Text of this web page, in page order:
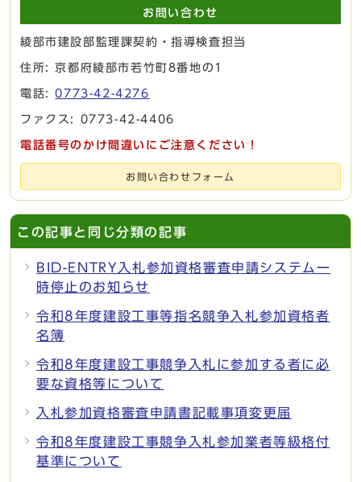
お問い合わせ
綾部市建設部監理課契約・指導検査担当
住所: 京都府綾部市若竹町8番地の1
電話:0773-42-4276
ファクス: 0773-42-4406
電話番号のかけ間違いにご注意ください！
お問い合わせフォーム
この記事と同じ分類の記事
BID-ENTRY入札参加資格審査申請システム一
時停止のお知らせ
令和8年度建設工事等指名競争入札参加資格者
名簿
令和8年度建設工事競争入札に参加する者に必
要な資格等について
入札参加資格審査申請書記載事項変更届
令和8年度建設工事競争入札参加業者等級格付
基準について